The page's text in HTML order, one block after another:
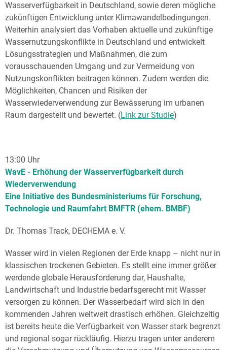
Wasserverfügbarkeit in Deutschland, sowie deren mögliche
zukünftigen Entwicklung unter Klimawandelbedingungen.
Weiterhin analysiert das Vorhaben aktuelle und zukünftige
Wassernutzungskonflikte in Deutschland und entwickelt
Lösungsstrategien und Maßnahmen, die zum
vorausschauenden Umgang und zur Vermeidung von
Nutzungskonflikten beitragen können. Zudem werden die
Möglichkeiten, Chancen und Risiken der
Wasserwiederverwendung zur Bewässerung im urbanen
Raum dargestellt und bewertet. (Link zur Studie)
13:00 Uhr
WavE - Erhöhung der Wasserverfügbarkeit durch
Wiederverwendung
Eine Initiative des Bundesministeriums für Forschung,
Technologie und Raumfahrt BMFTR (ehem. BMBF)
Dr. Thomas Track, DECHEMA e. V.
Wasser wird in vielen Regionen der Erde knapp – nicht nur in
klassischen trockenen Gebieten. Es stellt eine immer größer
werdende globale Herausforderung dar, Haushalte,
Landwirtschaft und Industrie bedarfsgerecht mit Wasser
versorgen zu können. Der Wasserbedarf wird sich in den
kommenden Jahren weltweit drastisch erhöhen. Gleichzeitig
ist bereits heute die Verfügbarkeit von Wasser stark begrenzt
und regional sogar rückläufig. Hierzu tragen unter anderem